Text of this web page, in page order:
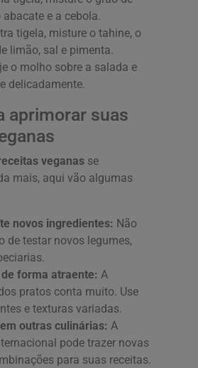
abacate e a cebola.
tigela, misture o tahine, o
limão, sal e pimenta.
o molho sobre a salada e
delicadamente.
aprimorar suas
veganas se
mais, aqui vão algumas
novos ingredientes: Não
de testar novos legumes,
forma atraente: A
pratos conta muito. Use
e texturas variadas.
outras culinárias: A
pode trazer novas
para suas receitas.